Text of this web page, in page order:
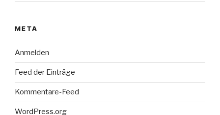
META
Anmelden
Feed der Einträge
Kommentare-Feed
WordPress.org